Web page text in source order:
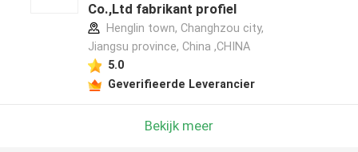
Co.,Ltd fabrikant profiel
Henglin town, Changhzou city,
Jiangsu province, China ,CHINA
5.0
Geverifieerde Leverancier
Bekijk meer